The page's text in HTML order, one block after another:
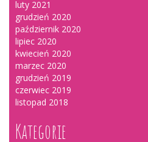
luty 2021
grudzień 2020
październik 2020
lipiec 2020
kwiecień 2020
marzec 2020
grudzień 2019
czerwiec 2019
listopad 2018
Kategorie